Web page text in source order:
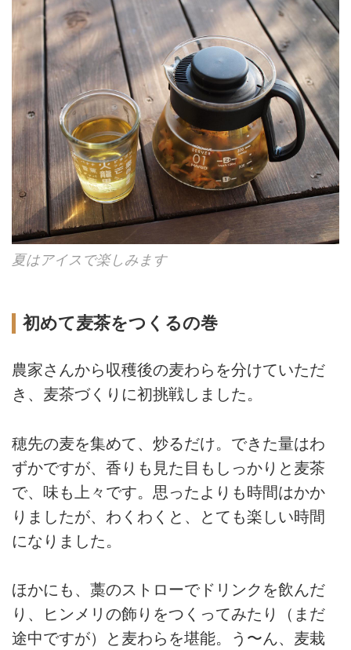
夏はアイスで楽しみます
初めて麦茶をつくるの巻
農家さんから収穫後の麦わらを分けていただ
き、麦茶づくりに初挑戦しました。
穂先の麦を集めて、炒るだけ。できた量はわ
ずかですが、香りも見た目もしっかりと麦茶
で、味も上々です。思ったよりも時間はかか
りましたが、わくわくと、とても楽しい時間
になりました。
ほかにも、藁のストローでドリンクを飲んだ
り、ヒンメリの飾りをつくってみたり（まだ
途中ですが）と麦わらを堪能。う〜ん、麦栽